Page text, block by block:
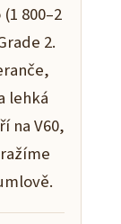
800–2
2.
lehká
na V60,